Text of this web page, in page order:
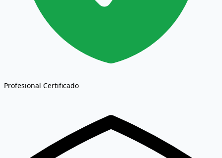
Profesional Certificado